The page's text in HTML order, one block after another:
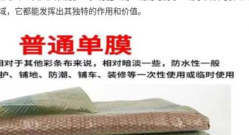
它都能发挥出其独特的作用和价值。